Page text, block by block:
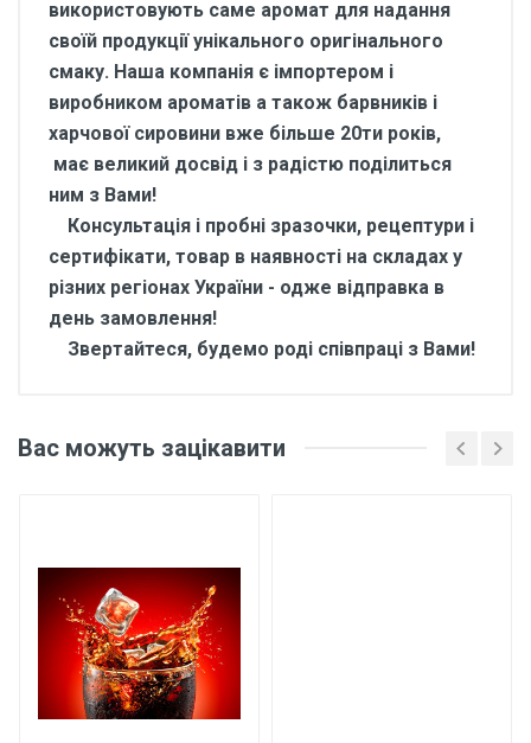
використовують саме аромат для надання
своїй продукції унікального оригінального
смаку. Наша компанія є імпортером і
виробником ароматів а також барвників і
харчової сировини вже більше 20ти років,
має великий досвід і з радістю поділиться
ним з Вами!
Консультація і пробні зразочки, рецептури і
сертифікати, товар в наявності на складах у
різних регіонах України - одже відправка в
день замовлення!
Звертайтеся, будемо роді співпраці з Вами!
Бренд
Арома
Країна виробник
Україна
для напоїв Гранат 10 кг
Написати відгук
Вас можуть зацікавити